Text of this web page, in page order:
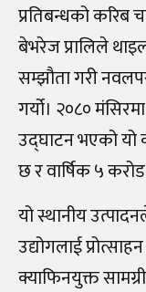
प्रतिबन्धको करिब
बेभरेज प्रालिले
सम्झौता गरी
गर्यो। २०८०
उद्घाटन भएको यो
छ र वार्षिक ५
यो स्थानीय
उद्योगलाई
क्याफिनयुक्त